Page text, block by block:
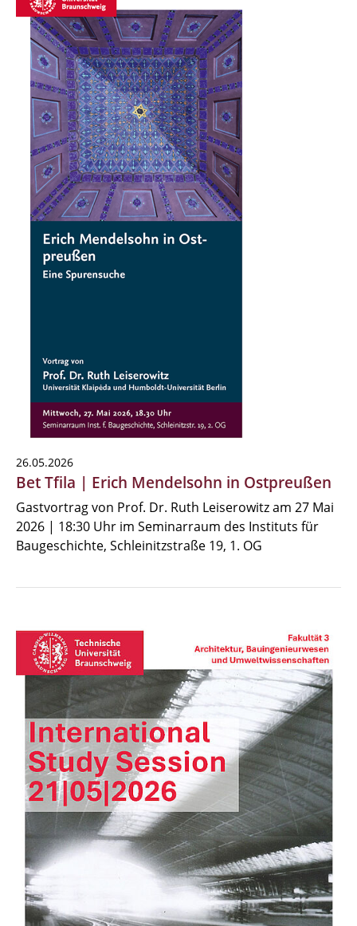
26.05.2026
Bet Tfila | Erich Mendelsohn in Ostpreußen
Gastvortrag von Prof. Dr. Ruth Leiserowitz am 27 Mai
2026 | 18:30 Uhr im Seminarraum des Instituts für
Baugeschichte, Schleinitzstraße 19, 1. OG